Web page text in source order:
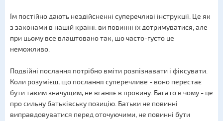
Їм постійно дають нездійсненні суперечливі інструкції. Це як
з законами в нашій країні: ви повинні їх дотримуватися, але
при цьому все влаштовано так, що часто-густо це
неможливо.
Подвійні послання потрібно вміти розпізнавати і фіксувати.
Коли розумієш, що послання суперечливе - воно перестає
бути таким значущим, не вганяє в провину. Багато в чому - це
про сильну батьківську позицію. Батьки не повинні
виправдовуватися перед оточуючими, не повинні бути